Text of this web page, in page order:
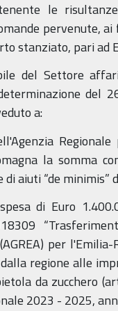
le
pervenute, ai
stanziato, pari ad
del Settore
del
a:
la somma
aiuti “de minimis”
di Euro
per
regione alle
da zucchero
2023 - 2025,